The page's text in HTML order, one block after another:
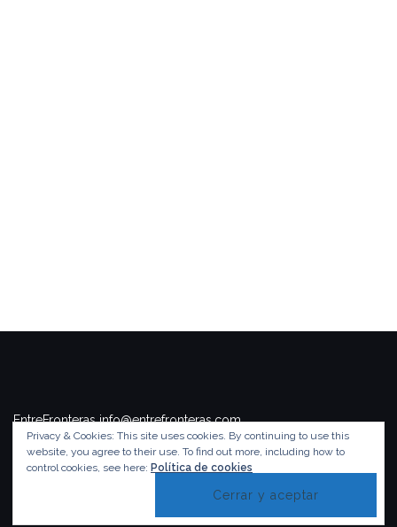
EntreFronteras info@entrefronteras.com
Tema deColorlib . Funciona conWordPress.
Privacy & Cookies: This site uses cookies. By continuing to use this
website, you agree to their use. To find out more, including how to
control cookies, see here: Política de cookies